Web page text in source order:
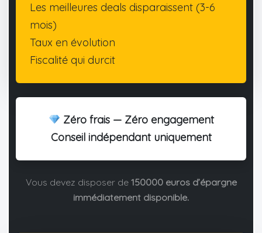
Les meilleures deals disparaissent (3-6
mois)
Taux en évolution
Fiscalité qui durcit
Zéro frais — Zéro engagement
Conseil indépendant uniquement
Vous devez disposer de 150000 euros d’épargne
immédiatement disponible.